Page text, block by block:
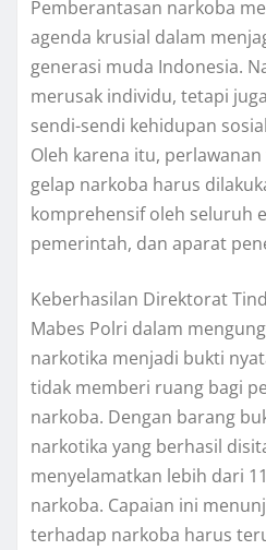
Pemberantasan narkoba
agenda krusial dalam
generasi muda Indonesia.
merusak individu, tetapi
sendi-sendi kehidupan
Oleh karena itu,
gelap narkoba harus
komprehensif oleh seluruh
pemerintah, dan aparat
Keberhasilan Direktorat
Mabes Polri dalam
narkotika menjadi bukti
tidak memberi ruang bagi
narkoba. Dengan barang
narkotika yang berhasil
menyelamatkan lebih dari
narkoba. Capaian ini
terhadap narkoba harus